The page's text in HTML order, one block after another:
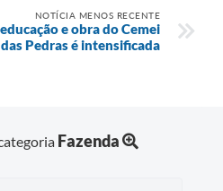
NOTÍCIA MENOS RECENTE
e obra do Cemei
Pedras é intensificada
Fazenda